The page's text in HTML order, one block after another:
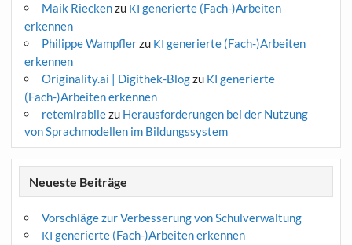
Maik Rieckenzu KI generierte (Fach-)Arbeiten
erkennen
Philippe Wampflerzu KI generierte (Fach-)Arbeiten
erkennen
Originality.ai | Digithek-Blogzu KI generierte
(Fach-)Arbeiten erkennen
retemirabilezu Herausforderungen bei der Nutzung
von Sprachmodellen im Bildungssystem
Neueste Beiträge
Vorschläge zur Verbesserung von Schulverwaltung
KI generierte (Fach-)Arbeiten erkennen